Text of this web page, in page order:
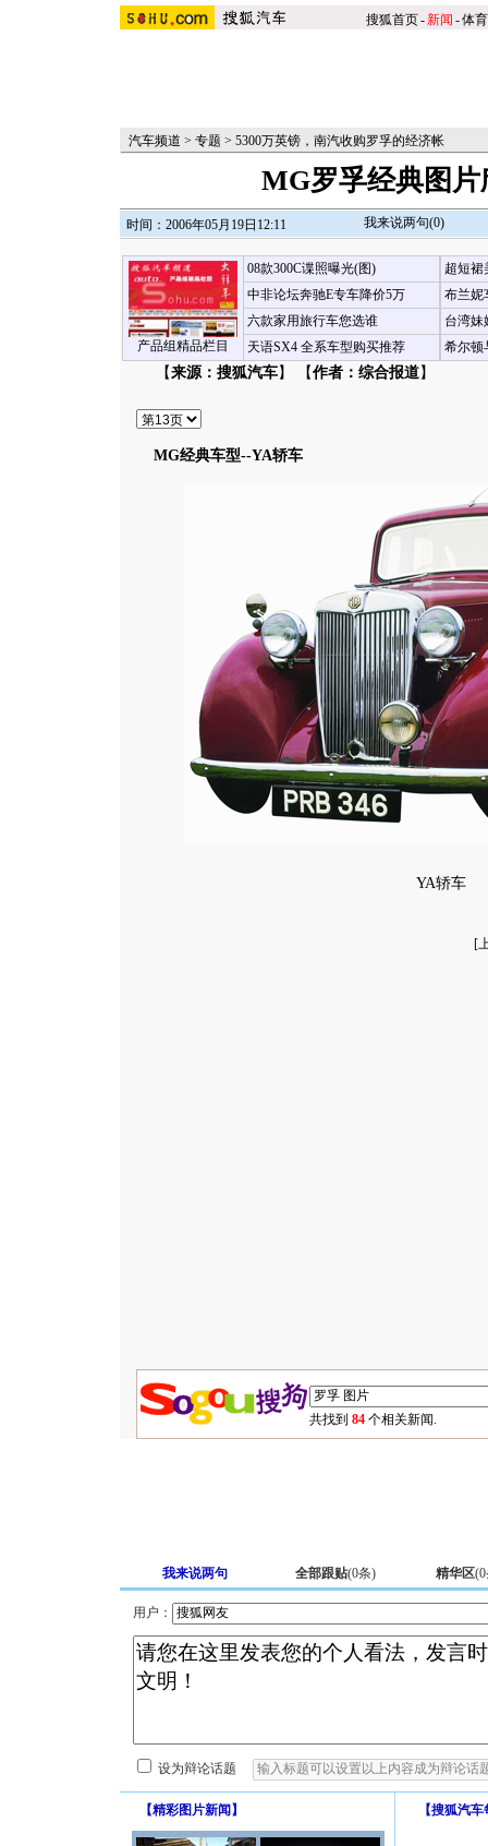
搜狐首页-新闻 -体育
汽车频道 > 专题 > 5300万英镑，南汽收购罗孚的经济帐
MG罗孚经典图片
时间：2006年05月19日12:11 我来说两句(0)
产品组精品栏目
08款300C谍照曝光(图)
中非论坛奔驰E专车降价5万
六款家用旅行车您选谁
天语SX4 全系车型购买推荐
超短裙
布兰妮
台湾妹
希尔顿
【来源：搜狐汽车】 【作者：综合报道】
MG经典车型--YA轿车
YA轿车
[
共找到 84 个相关新闻.
我来说两句 全部跟贴(0条) 精华区(0
用户：
设为辩论话题
【精彩图片新闻 】 【搜狐汽车